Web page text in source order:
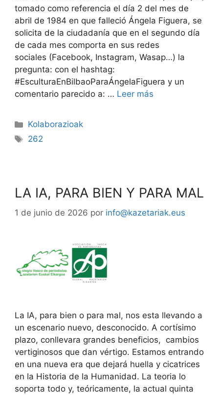
tomado como referencia el día 2 del mes de
abril de 1984 en que falleció Ángela Figuera, se
solicita de la ciudadanía que en el segundo día
de cada mes comporta en sus redes
sociales (Facebook, Instagram, Wasap…) la
pregunta: con el hashtag:
#EsculturaEnBilbaoParaÁngelaFiguera y un
comentario parecido a: … Leer más
Kolaborazioak
262
LA IA, PARA BIEN Y PARA MAL
1 de junio de 2026 por info@kazetariak.eus
La IA, para bien o para mal, nos esta llevando a
un escenario nuevo, desconocido. A cortísimo
plazo, conllevara grandes beneficios, cambios
vertiginosos que dan vértigo. Estamos entrando
en una nueva era que dejará huella y cicatrices
en la Historia de la Humanidad. La teoria lo
soporta todo y, teóricamente, la actual quinta